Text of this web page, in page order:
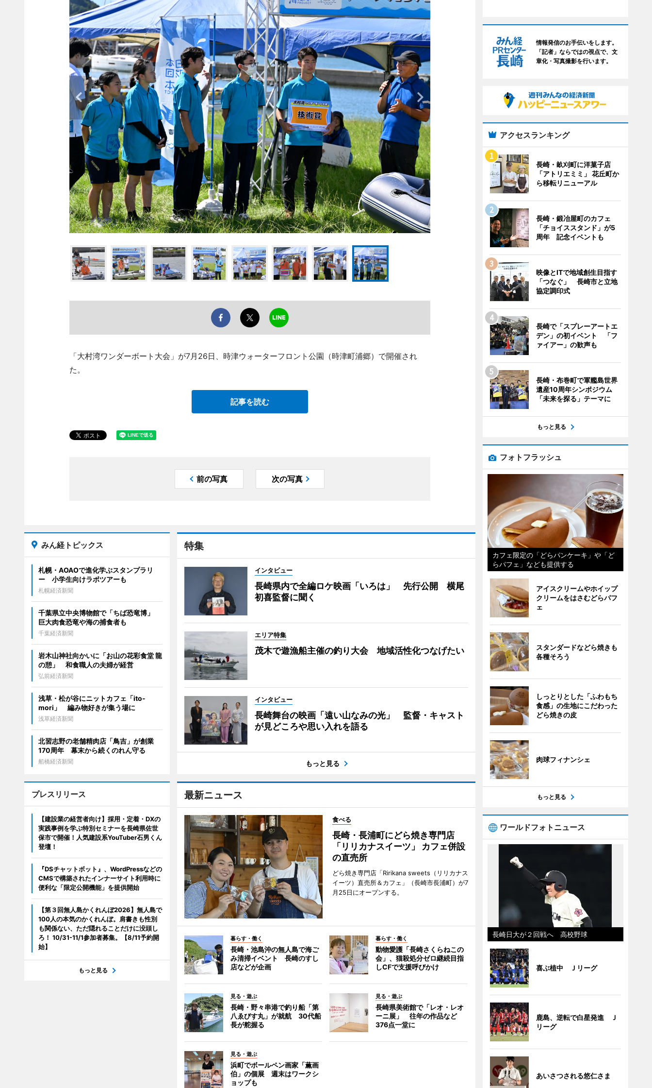
「大村湾ワンダーボート大会」が7月26日、時津ウォーターフロント公園（時津町浦郷）で開催され
た。
記事を読む
前の写真 次の写真
特集
インタビュー
長崎県内で全編ロケ映画「いろは」 先行公開 横尾
初喜監督に聞く
エリア特集
茂木で遊漁船主催の釣り大会 地域活性化つなげたい
インタビュー
長崎舞台の映画「遠い山なみの光」 監督・キャスト
が見どころや思い入れを語る
もっと見る
最新ニュース
食べる
長崎・長浦町にどら焼き専門店
「リリカナスイーツ」 カフェ併設
の直売所
どら焼き専門店「Ririkana sweets（リリカナス
イーツ）直売所＆カフェ」（長崎市長浦町）が7
月25日にオープンする。
暮らす・働く
長崎・池島沖の無人島で海ご
み清掃イベント 長崎のすし
店などが企画
暮らす・働く
動物愛護「長崎さくらねこの
会」、猫殺処分ゼロ継続目指
しCFで支援呼びかけ
見る・遊ぶ
長崎・野々串港で釣り船「第
八ゑびす丸」が就航 30代船
長が舵握る
見る・遊ぶ
長崎県美術館で「レオ・レオ
ーニ展」 往年の作品など
376点一堂に
見る・遊ぶ
浜町でボールペン画家「薫画
伯」の個展 週末はワークシ
ョップも
みん経トピックス
札幌・AOAOで進化学ぶスタンプラリ
ー 小学生向けラボツアーも
札幌経済新聞
千葉県立中央博物館で「ちば恐竜博」
巨大肉食恐竜や海の捕食者も
千葉経済新聞
岩木山神社向かいに「お山の花彩食堂 龍
の憩」 和食職人の夫婦が経営
弘前経済新聞
浅草・松が谷にニットカフェ「ito-
mori」 編み物好きが集う場に
浅草経済新聞
北習志野の老舗精肉店「鳥吉」が創業
170周年 幕末から続くのれん守る
船橋経済新聞
プレスリリース
【建設業の経営者向け】採用・定着・DXの
実践事例を学ぶ特別セミナーを長崎県佐世
保市で開催！人気建設系YouTuber石男くん
登壇！
『DSチャットボット』、WordPressなどの
CMSで構築されたインナーサイト利用時に
便利な「限定公開機能」を提供開始
【第３回無人島かくれんぼ2026】無人島で
100人の本気のかくれんぼ。肩書きも性別
も関係ない、ただ隠れることだけに没頭し
ろ！ 10/31-11/1参加者募集。【8/11予約開
始】
もっと見る
情報発信のお手伝いをします。
「記者」ならではの視点で、文
章化・写真撮影を行います。
アクセスランキング
長崎・畝刈町に洋菓子店
「アトリエミミ」 花丘町か
ら移転リニューアル
長崎・鍛冶屋町のカフェ
「チョイススタンド」が5
周年 記念イベントも
映像とITで地域創生目指す
「つなぐ」 長崎市と立地
協定調印式
長崎で「スプレーアートエ
デン」の初イベント 「フ
ァイアー」の歓声も
長崎・布巻町で軍艦島世界
遺産10周年シンポジウム
「未来を探る」テーマに
もっと見る
フォトフラッシュ
カフェ限定の「どらパンケーキ」や「ど
らパフェ」なども提供する
アイスクリームやホイップ
クリームをはさむどらパフ
ェ
スタンダードなどら焼きも
各種そろう
しっとりとした「ふわもち
食感」の生地にこだわった
どら焼きの皮
肉球フィナンシェ
もっと見る
ワールドフォトニュース
長崎日大が２回戦へ 高校野球
喜ぶ植中 Ｊリーグ
鹿島、逆転で白星発進 Ｊ
リーグ
あいさつされる悠仁さま